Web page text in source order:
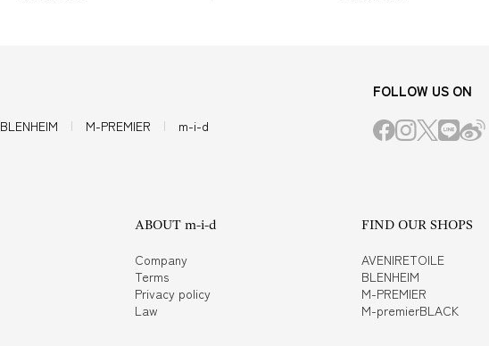
BLENHEIM M-PREMIER m-i-d
FOLLOW US ON
ABOUT m-i-d
Company
Terms
Privacy policy
Law
FIND OUR SHOPS
AVENIRETOILE
BLENHEIM
M-PREMIER
M-premierBLACK